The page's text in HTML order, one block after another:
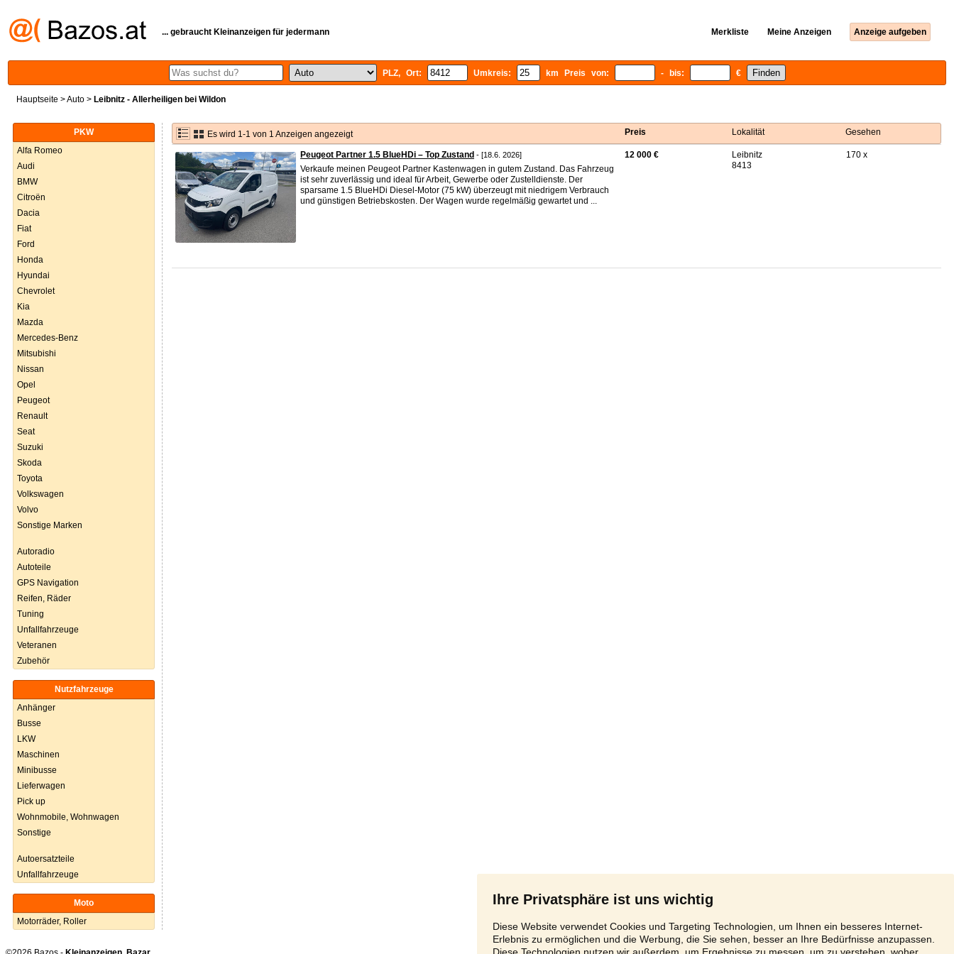
Ihre Privatsphäre ist uns wichtig
Diese Website verwendet Cookies und Targeting Technologien, um Ihnen ein besseres Internet-
Erlebnis zu ermöglichen und die Werbung, die Sie sehen, besser an Ihre Bedürfnisse anzupassen.
Diese Technologien nutzen wir außerdem, um Ergebnisse zu messen, um zu verstehen, woher
... gebraucht Kleinanzeigen für jedermann Merkliste Meine Anzeigen Anzeige aufgeben
PLZ, Ort: Umkreis: km Preis von: - bis: €
Hauptseite >Auto > Leibnitz - Allerheiligen bei Wildon
PKW
Alfa Romeo
Audi
BMW
Citroën
Dacia
Fiat
Ford
Honda
Hyundai
Chevrolet
Kia
Mazda
Mercedes-Benz
Mitsubishi
Nissan
Opel
Peugeot
Renault
Seat
Suzuki
Skoda
Toyota
Volkswagen
Volvo
Sonstige Marken
Autoradio
Autoteile
GPS Navigation
Reifen, Räder
Tuning
Unfallfahrzeuge
Veteranen
Zubehör
Nutzfahrzeuge
Anhänger
Busse
LKW
Maschinen
Minibusse
Lieferwagen
Pick up
Wohnmobile, Wohnwagen
Sonstige
Autoersatzteile
Unfallfahrzeuge
Moto
Motorräder, Roller
Es wird 1-1 von 1 Anzeigen angezeigt Preis Lokalität Gesehen
Peugeot Partner 1.5 BlueHDi – Top Zustand - [18.6. 2026]
Verkaufe meinen Peugeot Partner Kastenwagen in gutem Zustand. Das Fahrzeug
ist sehr zuverlässig und ideal für Arbeit, Gewerbe oder Zustelldienste. Der
sparsame 1.5 BlueHDi Diesel-Motor (75 kW) überzeugt mit niedrigem Verbrauch
und günstigen Betriebskosten. Der Wagen wurde regelmäßig gewartet und ...
12 000 €
Leibnitz
8413
170 x